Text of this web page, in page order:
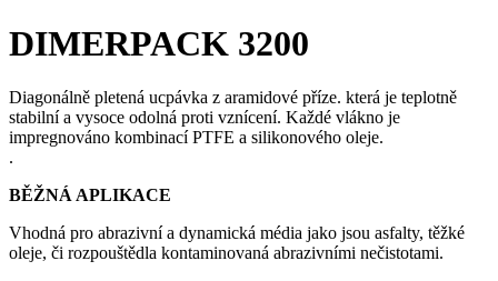
DIMERPACK 3200
Diagonálně pletená ucpávka z aramidové příze. která je teplotně
stabilní a vysoce odolná proti vznícení. Každé vlákno je
impregnováno kombinací PTFE a silikonového oleje.
.
BĚŽNÁ APLIKACE
Vhodná pro abrazivní a dynamická média jako jsou asfalty, těžké
oleje, či rozpouštědla kontaminovaná abrazivními nečistotami.